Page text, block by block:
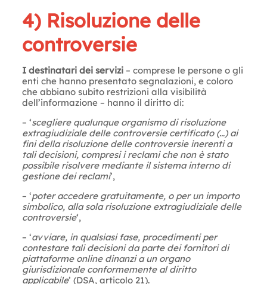
4) Risoluzione delle
controversie
I destinatari dei servizi– comprese le persone o gli
enti che hanno presentato segnalazioni, e coloro
che abbiano subito restrizioni alla visibilità
dell’informazione – hanno il diritto di:
– ‘scegliere qualunque organismo di risoluzione
extragiudiziale delle controversie certificato (…) ai
fini della risoluzione delle controversie inerenti a
tali decisioni, compresi i reclami che non è stato
possibile risolvere mediante il sistema interno di
gestione dei reclami’,
– ‘poter accedere gratuitamente, o per un importo
simbolico, alla sola risoluzione extragiudiziale delle
controversie‘,
– ‘avviare, in qualsiasi fase, procedimenti per
contestare tali decisioni da parte dei fornitori di
piattaforme online dinanzi a un organo
giurisdizionale conformemente al diritto
applicabile’ (DSA, articolo 21).